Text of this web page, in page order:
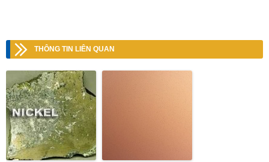
THÔNG TIN LIÊN QUAN